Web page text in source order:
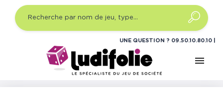
UNE QUESTION ? 09.50.10.80.10
menu
Jeux de société
Jeux de cartes stratégie